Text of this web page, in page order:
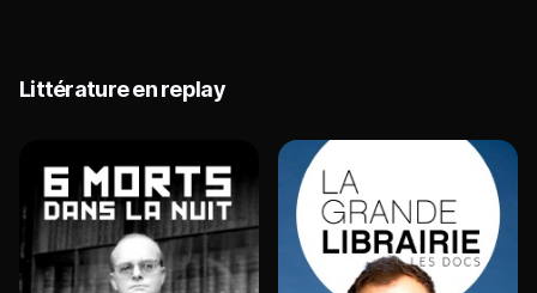
Littérature en replay